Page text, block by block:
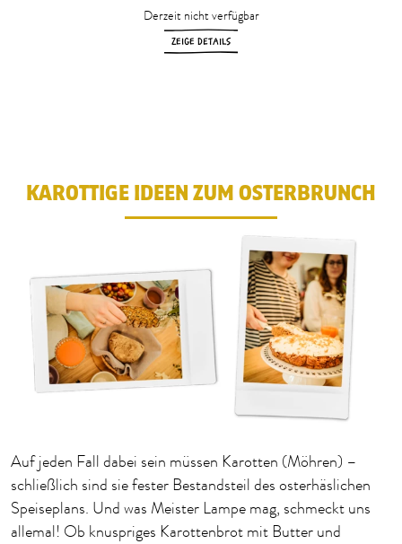
Derzeit nicht verfügbar
ZEIGE DETAILS
KAROTTIGE IDEEN ZUM OSTERBRUNCH
Auf jeden Fall dabei sein müssen Karotten (Möhren) –
schließlich sind sie fester Bestandsteil des osterhäslichen
Speiseplans. Und was Meister Lampe mag, schmeckt uns
allemal! Ob knuspriges Karottenbrot mit Butter und